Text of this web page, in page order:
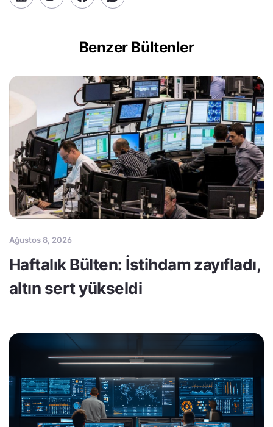
Benzer Bültenler
Ağustos 8, 2026
Haftalık Bülten: İstihdam zayıfladı,
altın sert yükseldi